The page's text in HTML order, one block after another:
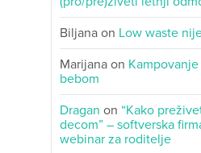
Biljana on Low waste
Marijana on Kampovanje
bebom
Dragan on “Kako
decom” – softverska
webinar za roditelje